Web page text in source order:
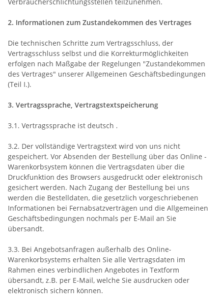
2. Informationen zum Zustandekommen des Vertrages
Die technischen Schritte zum Vertragsschluss, der
Vertragsschluss selbst und die Korrekturmöglichkeiten
erfolgen nach Maßgabe der Regelungen "Zustandekommen
des Vertrages" unserer Allgemeinen Geschäftsbedingungen
(Teil I.).
3. Vertragssprache, Vertragstextspeicherung
3.1. Vertragssprache ist deutsch .
3.2. Der vollständige Vertragstext wird von uns nicht
gespeichert. Vor Absenden der Bestellung über das Online -
Warenkorbsystem können die Vertragsdaten über die
Druckfunktion des Browsers ausgedruckt oder elektronisch
gesichert werden. Nach Zugang der Bestellung bei uns
werden die Bestelldaten, die gesetzlich vorgeschriebenen
Informationen bei Fernabsatzverträgen und die Allgemeinen
Geschäftsbedingungen nochmals per E-Mail an Sie
übersandt.
3.3. Bei Angebotsanfragen außerhalb des Online-
Warenkorbsystems erhalten Sie alle Vertragsdaten im
Rahmen eines verbindlichen Angebotes in Textform
übersandt, z.B. per E-Mail, welche Sie ausdrucken oder
elektronisch sichern können.